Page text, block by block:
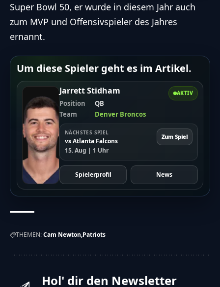
Super Bowl 50, er wurde in diesem Jahr auch
zum MVP und Offensivspieler des Jahres
ernannt.
Um diese Spieler geht es im Artikel.
AKTIV
Jarrett Stidham
Position
QB
Team
Denver Broncos
NÄCHSTES SPIEL
vs Atlanta Falcons
15. Aug | 1 Uhr
Zum Spiel
Spielerprofil News
THEMEN:Cam Newton Patriots
Hol' dir den Newsletter